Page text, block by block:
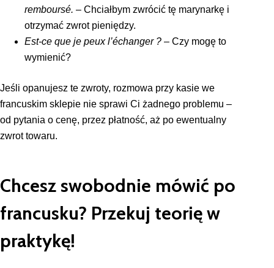
remboursé. – Chciałbym zwrócić tę marynarkę i
otrzymać zwrot pieniędzy.
Est-ce que je peux l’échanger ? – Czy mogę to
wymienić?
Jeśli opanujesz te zwroty, rozmowa przy kasie we
francuskim sklepie nie sprawi Ci żadnego problemu –
od pytania o cenę, przez płatność, aż po ewentualny
zwrot towaru.
Chcesz swobodnie mówić po
francusku? Przekuj teorię w
praktykę!